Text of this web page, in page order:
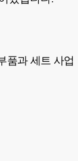
품과 세트 사업